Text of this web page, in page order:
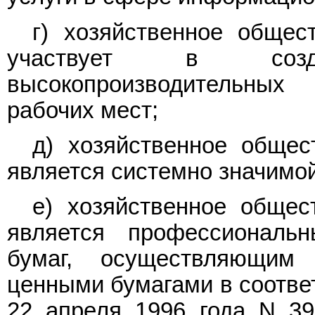
г) хозяйственное
участвует в
рабочих мест;
д) хозяйственное
является системно
е) хозяйственное
является
бумаг,
ценными бумагами в